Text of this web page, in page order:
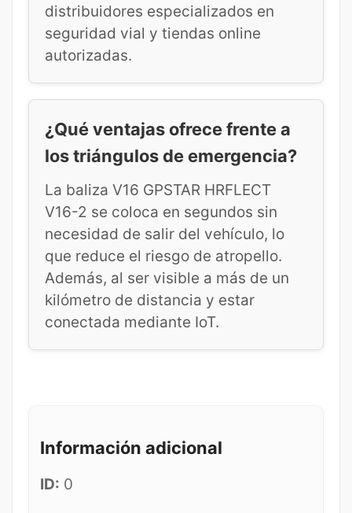
distribuidores especializados en
seguridad vial y tiendas online
autorizadas.
¿Qué ventajas ofrece frente a
los triángulos de emergencia?
La baliza V16 GPSTAR HRFLECT
V16-2 se coloca en segundos sin
necesidad de salir del vehículo, lo
que reduce el riesgo de atropello.
Además, al ser visible a más de un
kilómetro de distancia y estar
conectada mediante IoT.
Información adicional
ID: 0